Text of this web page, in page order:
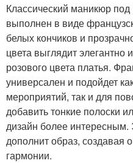
Классический маникюр
выполнен в виде
белых кончиков и
цвета выглядит элегантно
розового цвета платья.
универсален и подойдет
мероприятий, так и для
добавить тонкие полоски
дизайн более интересным.
дополнит образ, создавая
гармонии.